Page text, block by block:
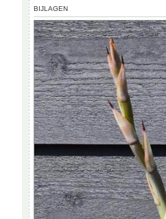
BIJLAGEN